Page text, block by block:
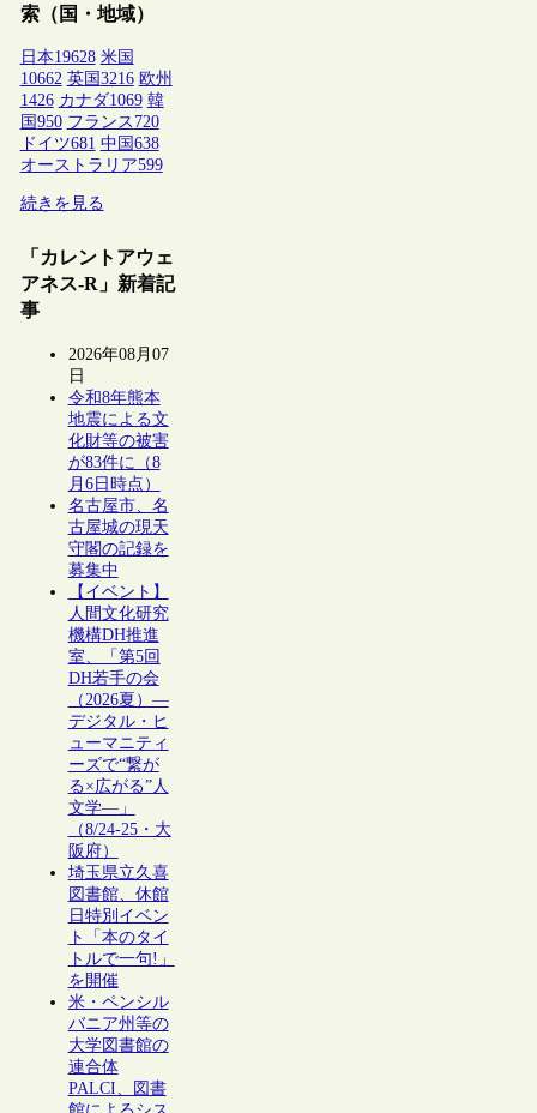
索（国・地域）
日本19628 米国
10662 英国 3216 欧州
1426 カナダ1069 韓
国 950 フランス 720
ドイツ681 中国 638
オーストラリア599
続きを見る
「カレントアウェ
アネス-R」新着記
事
2026年08月07
日
令和8年熊本
地震による文
化財等の被害
が83件に（8
月6日時点）
名古屋市、名
古屋城の現天
守閣の記録を
募集中
【イベント】
人間文化研究
機構DH推進
室、「第5回
DH若手の会
（2026夏）―
デジタル・ヒ
ューマニティ
ーズで“繋が
る×広がる”人
文学―」
（8/24-25・大
阪府）
埼玉県立久喜
図書館、休館
日特別イベン
ト「本のタイ
トルで一句!」
を開催
米・ペンシル
バニア州等の
大学図書館の
連合体
PALCI、図書